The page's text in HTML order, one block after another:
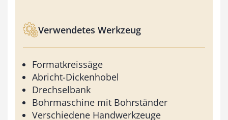
Verwendetes Werkzeug
Formatkreissäge
Abricht-Dickenhobel
Drechselbank
Bohrmaschine mit Bohrständer
Verschiedene Handwerkzeuge